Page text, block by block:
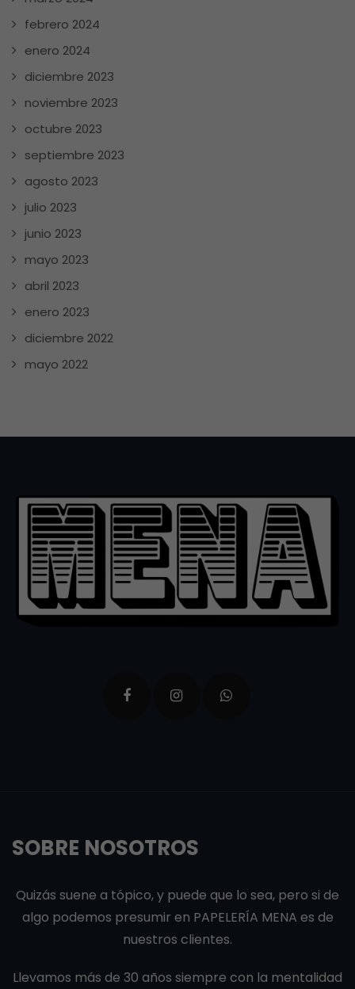
febrero 2024
enero 2024
diciembre 2023
noviembre 2023
octubre 2023
septiembre 2023
agosto 2023
julio 2023
junio 2023
mayo 2023
abril 2023
enero 2023
diciembre 2022
mayo 2022
SOBRE NOSOTROS
Quizás suene a tópico, y puede que lo sea, pero si de
algo podemos presumir en PAPELERÍA MENA es de
nuestros clientes.
Llevamos más de 30 años siempre con la mentalidad